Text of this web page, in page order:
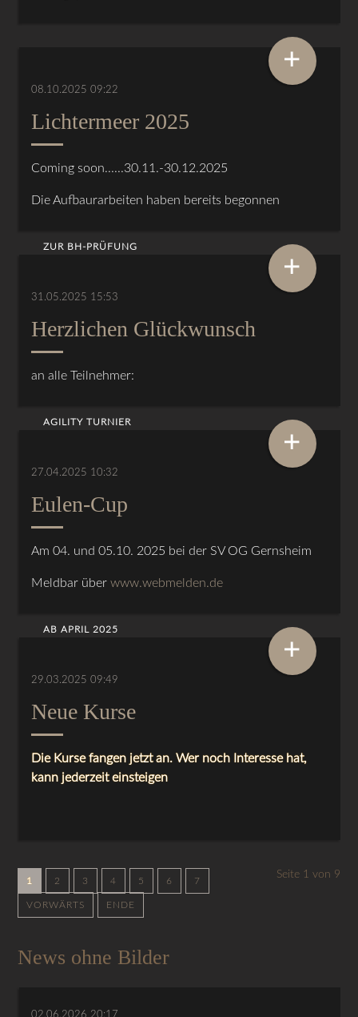
08.10.2025 09:22
Lichtermeer 2025
Coming soon......30.11.-30.12.2025
Die Aufbaurarbeiten haben bereits begonnen
+
ZUR BH-PRÜFUNG
31.05.2025 15:53
Herzlichen Glückwunsch
an alle Teilnehmer:
+
AGILITY TURNIER
27.04.2025 10:32
Eulen-Cup
Am 04. und 05.10. 2025 bei der SV OG Gernsheim
Meldbar überwww.webmelden.de
+
AB APRIL 2025
29.03.2025 09:49
Neue Kurse
Die Kurse fangen jetzt an. Wer noch Interesse hat,
kann jederzeit einsteigen
+
Seite 1 von 9
1 2 3 4 5 6 7
VORWÄRTS ENDE
News ohne Bilder
02.06.2026 20:17